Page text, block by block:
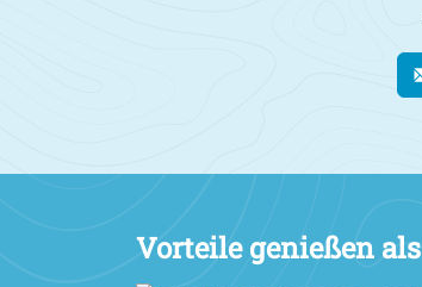
Vorteile genießen als